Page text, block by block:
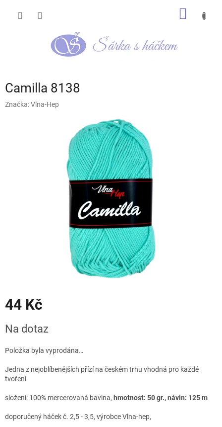
Camilla 8138
Značka:Vlna-Hep
44 Kč
cena:
Na dotaz
Položka byla vyprodána…
Jedna z nejoblíbenějších přízí na českém trhu vhodná pro každé
tvoření
složení: 100% mercerovaná bavlna, hmotnost: 50 gr., návin: 125 m
doporučený háček č. 2,5 - 3,5, výrobce Vlna-hep,